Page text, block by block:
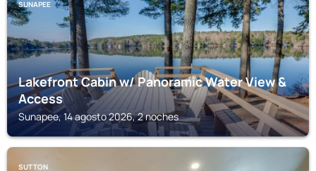
SUNAPEE
Lakefront Cabin w/ Panoramic Water View &
Access
Sunapee, 14 agosto 2026, 2 noches
SUTTON